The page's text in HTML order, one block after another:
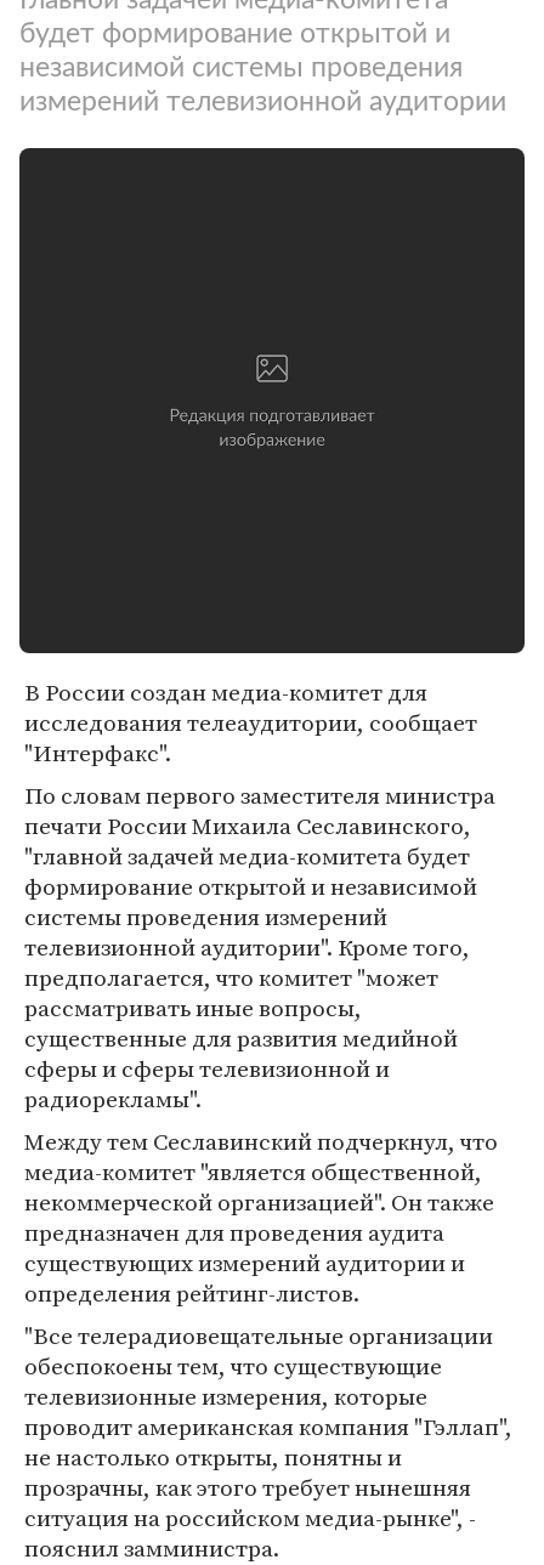
будет формирование открытой и
независимой системы проведения
измерений телевизионной аудитории
В России создан медиа-комитет для
исследования телеаудитории, сообщает
"Интерфакс".
По словам первого заместителя министра
печати России Михаила Сеславинского,
"главной задачей медиа-комитета будет
формирование открытой и независимой
системы проведения измерений
телевизионной аудитории". Кроме того,
предполагается, что комитет "может
рассматривать иные вопросы,
существенные для развития медийной
сферы и сферы телевизионной и
радиорекламы".
Между тем Сеславинский подчеркнул, что
медиа-комитет "является общественной,
некоммерческой организацией". Он также
предназначен для проведения аудита
существующих измерений аудитории и
определения рейтинг-листов.
"Все телерадиовещательные организации
обеспокоены тем, что существующие
телевизионные измерения, которые
проводит американская компания "Гэллап",
не настолько открыты, понятны и
прозрачны, как этого требует нынешняя
ситуация на российском медиа-рынке", -
пояснил замминистра.